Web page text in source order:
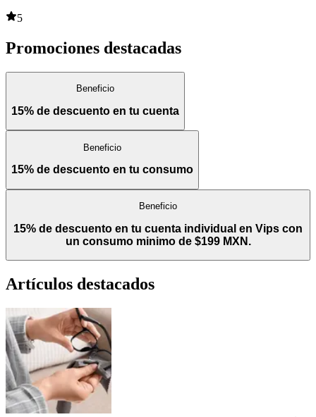
5
Promociones destacadas
Beneficio
15% de descuento en tu cuenta
Beneficio
15% de descuento en tu consumo
Beneficio
15% de descuento en tu cuenta individual en Vips con
un consumo minimo de $199 MXN.
Artículos destacados